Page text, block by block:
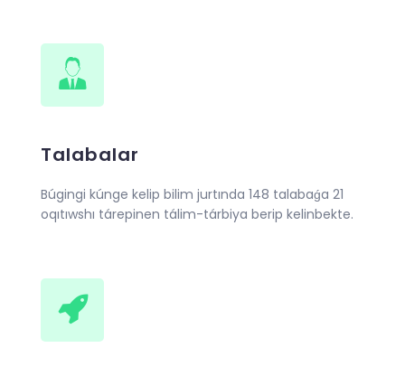
Talabalar
Búgingi kúnge kelip bilim jurtında 148 talabaǵa 21
oqıtıwshı tárepinen tálim-tárbiya berip kelinbekte.